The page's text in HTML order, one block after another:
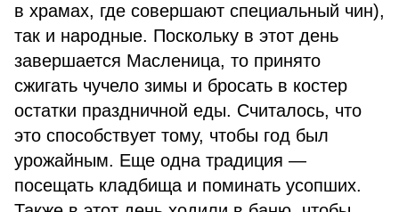
в храмах, где совершают специальный чин),
так и народные. Поскольку в этот день
завершается Масленица, то принято
сжигать чучело зимы и бросать в костер
остатки праздничной еды. Считалось, что
это способствует тому, чтобы год был
урожайным. Еще одна традиция —
посещать кладбища и поминать усопших.